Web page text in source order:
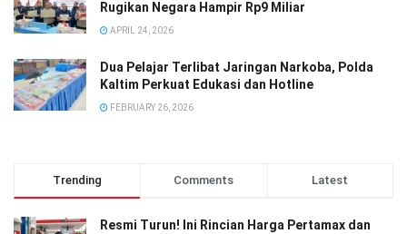
Rugikan Negara Hampir Rp9 Miliar
APRIL 24, 2026
Dua Pelajar Terlibat Jaringan Narkoba, Polda
Kaltim Perkuat Edukasi dan Hotline
FEBRUARY 26, 2026
Trending Comments Latest
Resmi Turun! Ini Rincian Harga Pertamax dan